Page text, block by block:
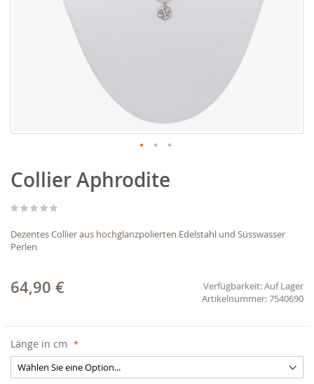
Anfang
der
springen
Collier Aphrodite
Dezentes Collier aus hochglanzpolierten Edelstahl und Süsswasser
Perlen
64,90 € Verfügbarkeit:Auf Lager
7540690
Länge in cm